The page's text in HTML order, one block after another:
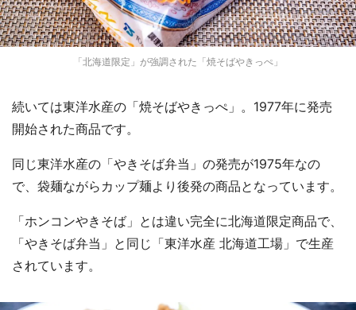
「北海道限定」が強調された「焼そばやきっぺ」
続いては東洋水産の「焼そばやきっぺ」。1977年に発売
開始された商品です。
同じ東洋水産の「やきそば弁当」の発売が1975年なの
で、袋麺ながらカップ麺より後発の商品となっています。
「ホンコンやきそば」とは違い完全に北海道限定商品で、
「やきそば弁当」と同じ「東洋水産 北海道工場」で生産
されています。